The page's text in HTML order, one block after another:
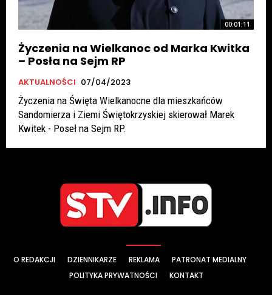
00:01:11
Życzenia na Wielkanoc od Marka Kwitka
– Posła na Sejm RP
AKTUALNOŚCI 07/04/2023
Życzenia na Święta Wielkanocne dla mieszkańców
Sandomierza i Ziemi Świętokrzyskiej skierował Marek
Kwitek - Poseł na Sejm RP.
O REDAKCJI DZIENNIKARZE REKLAMA
PATRONAT MEDIALNY
POLITYKA PRYWATNOŚCI
KONTAKT